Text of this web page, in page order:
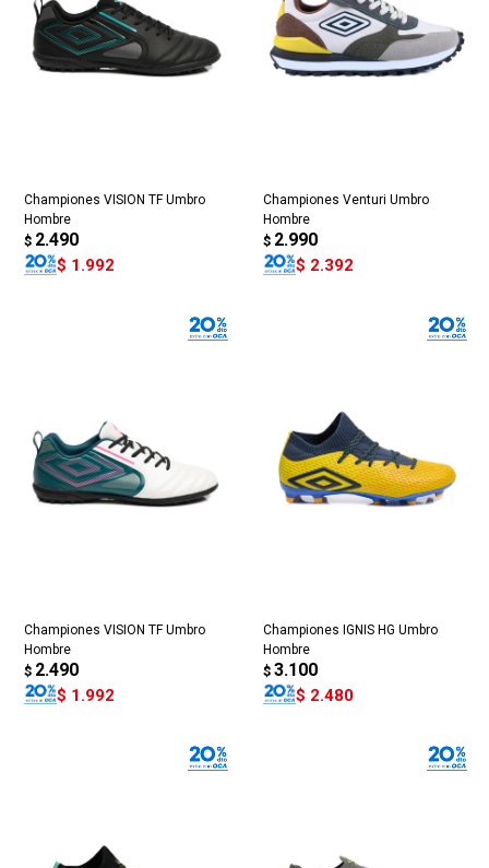
Championes VISION TF Umbro
Hombre
$ 2.490
$ 1.992
Championes Venturi Umbro
Hombre
$ 2.990
$ 2.392
Championes VISION TF Umbro
Hombre
$ 2.490
$ 1.992
Championes IGNIS HG Umbro
Hombre
$ 3.100
$ 2.480